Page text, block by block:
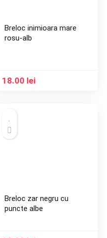
Breloc inimioara mare
rosu-alb
18.00 lei
Breloc zar negru cu
puncte albe